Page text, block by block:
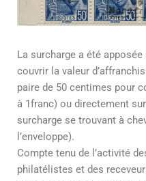
La surcharge a été
couvrir la valeur
paire de 50 centimes pour
à 1franc) ou directement
surcharge se trouvant à
l’enveloppe).
Compte tenu de l’activité
philatélistes et des